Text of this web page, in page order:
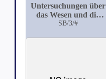
Untersuchungen über
das Wesen und die
Aetiologie der
SB/3/#